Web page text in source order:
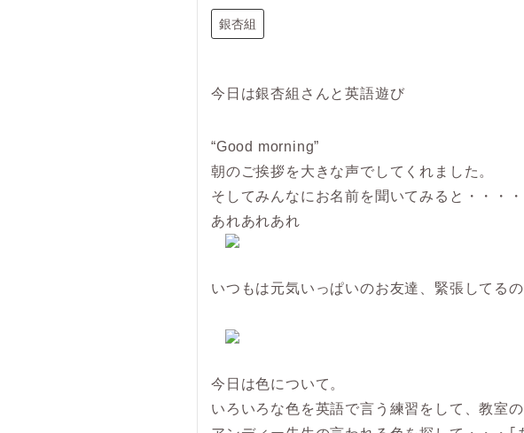
銀杏組
今日は銀杏組さんと英語遊び
“Good morning”
朝のご挨拶を大きな声でしてくれました。
そしてみんなにお名前を聞いてみると・・・・
あれあれあれ
いつもは元気いっぱいのお友達、緊張してる
今日は色について。
いろいろな色を英語で言う練習をして、教室